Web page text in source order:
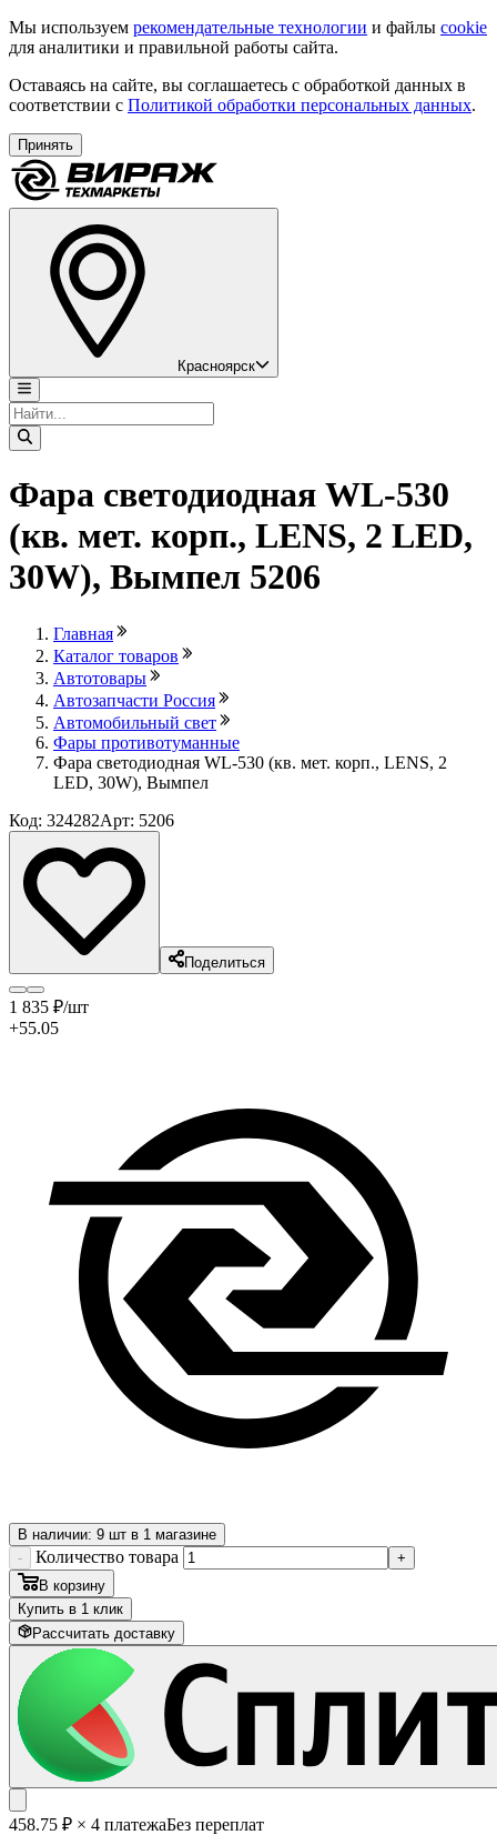
Мы используем рекомендательные технологии и файлы cookie
для аналитики и правильной работы сайта.
Оставаясь на сайте, вы соглашаетесь с обработкой данных в
соответствии с Политикой обработки персональных данных.
Принять
Красноярск
Фара светодиодная WL-530
(кв. мет. корп., LENS, 2 LED,
30W), Вымпел 5206
Главная
Каталог товаров
Автотовары
Автозапчасти Россия
Автомобильный свет
Фары противотуманные
Фара светодиодная WL-530 (кв. мет. корп., LENS, 2
LED, 30W), Вымпел
Код: 324282Арт: 5206
Поделиться
1 835 ₽/шт
+55.05
В наличии: 9 шт в 1 магазине
-
Количество товара
+
В корзину
Купить в 1 клик
Рассчитать доставку
458.75 ₽ × 4 платежаБез переплат